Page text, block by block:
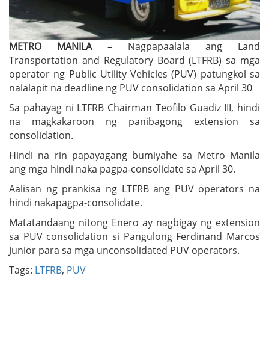
METRO MANILA– Nagpapaalala ang Land
Transportation and Regulatory Board (LTFRB) sa mga
operator ng Public Utility Vehicles (PUV) patungkol sa
nalalapit na deadline ng PUV consolidation sa April 30
Sa pahayag ni LTFRB Chairman Teofilo Guadiz III, hindi
na magkakaroon ng panibagong extension sa
consolidation.
Hindi na rin papayagang bumiyahe sa Metro Manila
ang mga hindi naka pagpa-consolidate sa April 30.
Aalisan ng prankisa ng LTFRB ang PUV operators na
hindi nakapagpa-consolidate.
Matatandaang nitong Enero ay nagbigay ng extension
sa PUV consolidation si Pangulong Ferdinand Marcos
Junior para sa mga unconsolidated PUV operators.
Tags: LTFRB, PUV